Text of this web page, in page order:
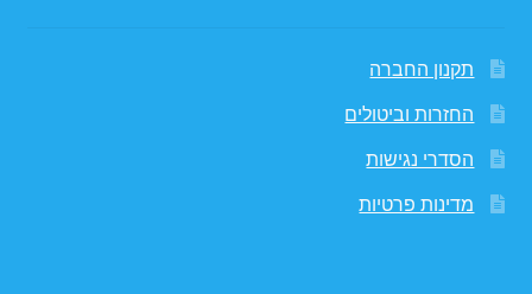
תקנון החברה
החזרות וביטולים
הסדרי נגישות
מדינות פרטיות